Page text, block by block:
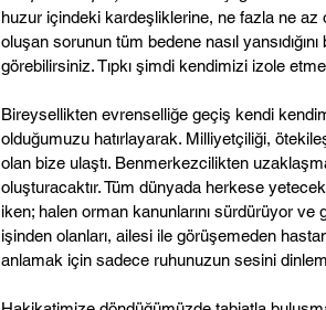
huzur içindeki kardeşliklerine, ne fazla ne az
oluşan sorunun tüm bedene nasıl
görebilirsiniz. Tıpkı şimdi kendimizi izole
Bireysellikten evrenselliğe geçiş kendi
olduğumuzu hatırlayarak. Milliyetçiliği,
olan bize ulaştı. Benmerkezcilikten
oluşturacaktır. Tüm dünyada herkese
iken; halen orman kanunlarını sürdürüyor ve
işinden olanları, ailesi ile görüşemeden
anlamak için sadece ruhunuzun sesini